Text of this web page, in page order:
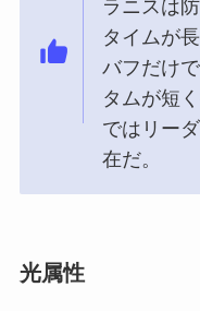
ラニスは
タイムが
バフだけ
タムが短
ではリー
在だ。
光属性